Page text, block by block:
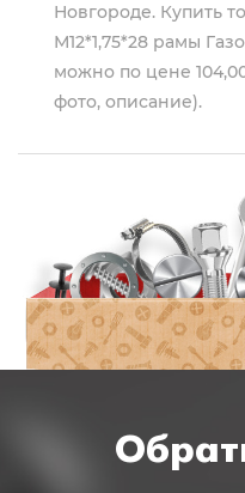
Новгороде. Купить
М12*1,75*28 рамы
можно по цене
фото, описание).